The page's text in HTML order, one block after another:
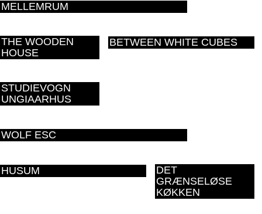
MELLEMRUM
THE WOODEN
HOUSE
BETWEEN WHITE CUBES
STUDIEVOGN
UNGIAARHUS
WOLF ESC
HUSUM
DET
GRÆNSELØSE
KØKKEN